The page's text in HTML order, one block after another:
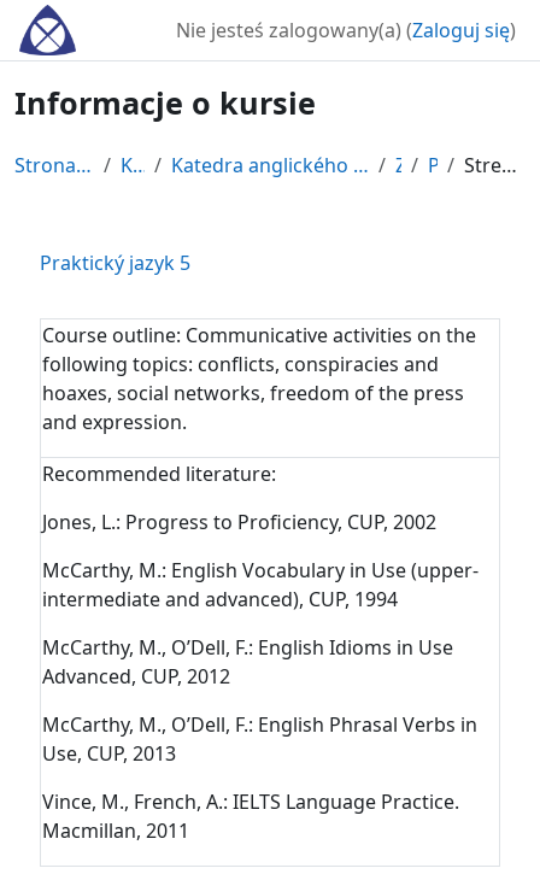
Przejdź do głównej zawartości
Nie jesteś zalogowany(a) (Zaloguj się)
Informacje o kursie
Strona główna Kursy Katedra anglického jazyka a literatúry ZS PJ5 Streszczenie
Praktický jazyk 5
Course outline: Communicative activities on the
following topics: conflicts, conspiracies and
hoaxes, social networks, freedom of the press
and expression.
Recommended literature:
Jones, L.: Progress to Proficiency, CUP, 2002
McCarthy, M.: English Vocabulary in Use (upper-
intermediate and advanced), CUP, 1994
McCarthy, M., O’Dell, F.: English Idioms in Use
Advanced, CUP, 2012
McCarthy, M., O’Dell, F.: English Phrasal Verbs in
Use, CUP, 2013
Vince, M., French, A.: IELTS Language Practice.
Macmillan, 2011